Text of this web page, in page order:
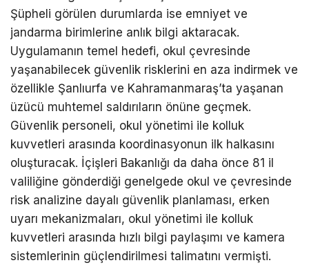
Şüpheli görülen durumlarda ise emniyet ve
jandarma birimlerine anlık bilgi aktaracak.
Uygulamanın temel hedefi, okul çevresinde
yaşanabilecek güvenlik risklerini en aza indirmek ve
özellikle Şanlıurfa ve Kahramanmaraş’ta yaşanan
üzücü muhtemel saldırıların önüne geçmek.
Güvenlik personeli, okul yönetimi ile kolluk
kuvvetleri arasında koordinasyonun ilk halkasını
oluşturacak. İçişleri Bakanlığı da daha önce 81 il
valiliğine gönderdiği genelgede okul ve çevresinde
risk analizine dayalı güvenlik planlaması, erken
uyarı mekanizmaları, okul yönetimi ile kolluk
kuvvetleri arasında hızlı bilgi paylaşımı ve kamera
sistemlerinin güçlendirilmesi talimatını vermişti.